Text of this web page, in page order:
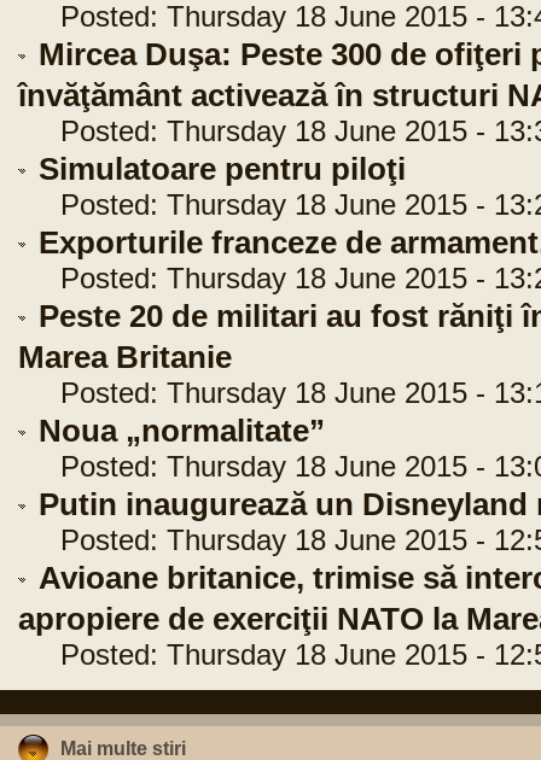
Posted: Thursday 18 June 2015 -
Mircea Duşa: Peste 300 de
învăţământ activează în structuri
Posted: Thursday 18 June 2015 -
Simulatoare pentru piloţi
Posted: Thursday 18 June 2015 -
Exporturile franceze de
Posted: Thursday 18 June 2015 -
Peste 20 de militari au fost răniţi
Marea Britanie
Posted: Thursday 18 June 2015 -
Noua „normalitate”
Posted: Thursday 18 June 2015 -
Putin inaugurează un Disneyland
Posted: Thursday 18 June 2015 -
Avioane britanice, trimise să
apropiere de exerciţii NATO la
Posted: Thursday 18 June 2015 -
Mai multe stiri